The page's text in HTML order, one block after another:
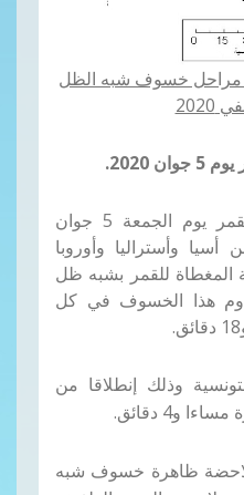
مراحل خسوف شبه الظل
2020.
خسوف شبه ظل جزئي للقمر يوم الجمعة 5 جوان
وأستراليا وأوروبا
للقمر بشبه ظل
هذا الخسوف في كل
وذلك إنطلاقا من
دقائق.
ظاهرة خسوف شبه